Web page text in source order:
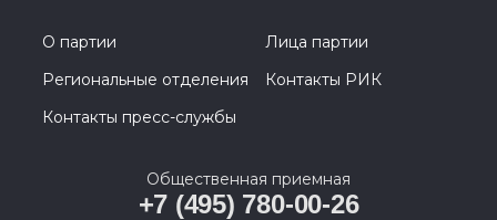
О партии
Лица партии
Региональные отделения
Контакты РИК
Контакты пресс-службы
Общественная приемная
+7 (495) 780-00-26